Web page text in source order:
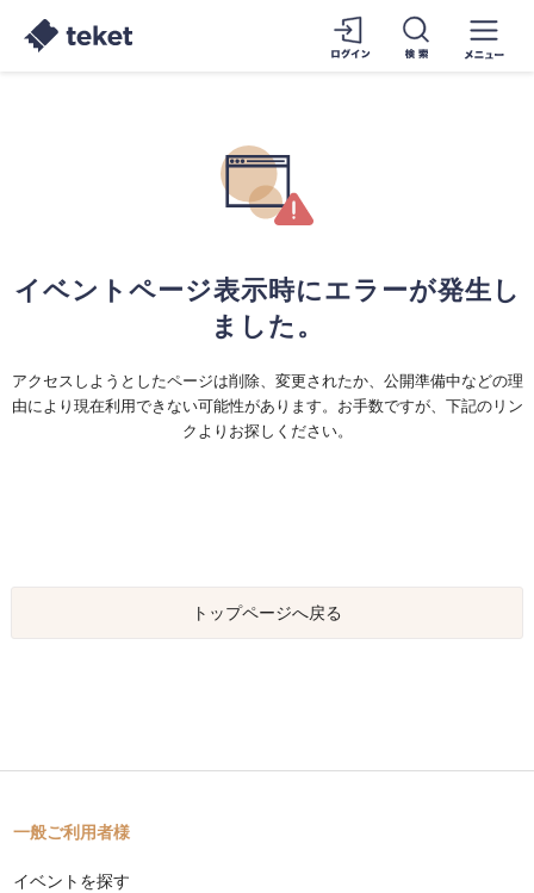
イベントページ表示時にエラーが発生し
ました。
アクセスしようとしたページは削除、変更されたか、公開準備中などの理
由により現在利用できない可能性があります。お手数ですが、下記のリン
クよりお探しください。
トップページへ戻る
一般ご利用者様
イベントを探す